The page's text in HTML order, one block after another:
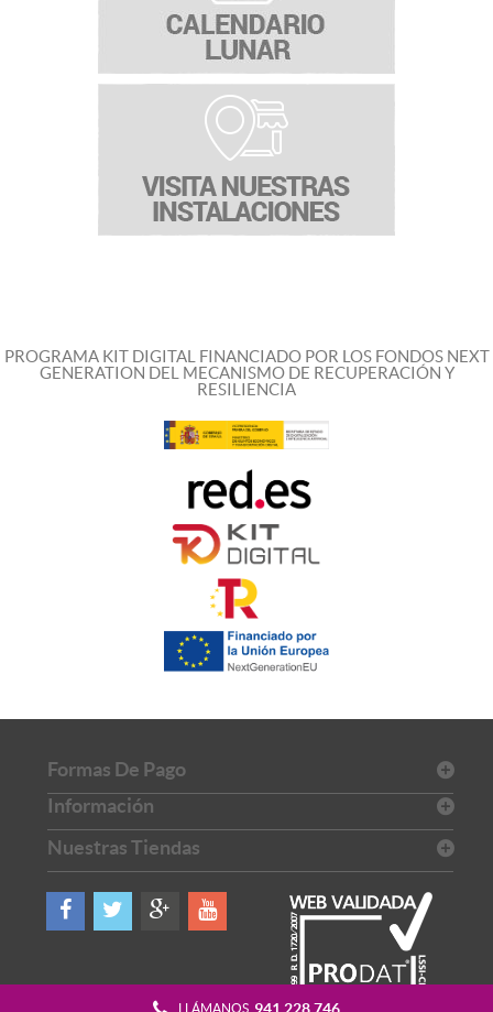
LLÁMANOS
PROGRAMA KIT DIGITAL FINANCIADO POR LOS FONDOS NEXT
GENERATION DEL MECANISMO DE RECUPERACIÓN Y
RESILIENCIA
Formas De Pago
Información
Nuestras Tiendas